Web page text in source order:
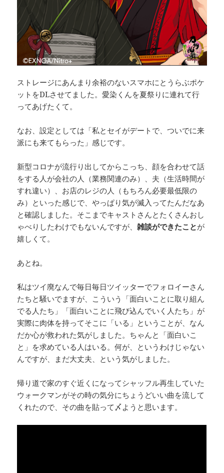
ストレージにあんまり余裕のないスマホにとうらぶポケ
ットをDLさせてました。愛染くんを夏祭りに連れて行
ってあげたくて。
なお、設定としては「私とセイがデートで、ついでに来
派にも来てもらった」感じです。
新型コロナが流行り出してからこっち、顔を合わせて話
をする人が会社の人（業務関連のみ）、夫（生活時間が
すれ違い）、お店のレジの人（もちろん必要最低限の
み）といった感じで、やっぱり気が滅入ってたんだなあ
と確認しました。そこまでキャストさんとたくさんおし
ゃべりしたわけでもないんですが、雑談ができたことが
嬉しくて。
あとね。
私はツイ廃なんで毎日毎日ツイッターでフォロイーさん
たちと騒いでますが、こういう「面白いことに取り組ん
でる人たち」「面白いことに飛び込んでいく人たち」が
実際に肉体を持ってそこに「いる」ということが、なん
だか心が救われた気がしました。ちゃんと「面白いこ
と」を求めている人はいる。何が、というわけじゃない
んですが、まだ大丈夫、という気がしました。
帰り道で家のすぐ近くになってシャッフル再生していた
ウォークマンがその時の気分にちょうどいい曲を流して
くれたので、その曲を貼って〆ようと思います。